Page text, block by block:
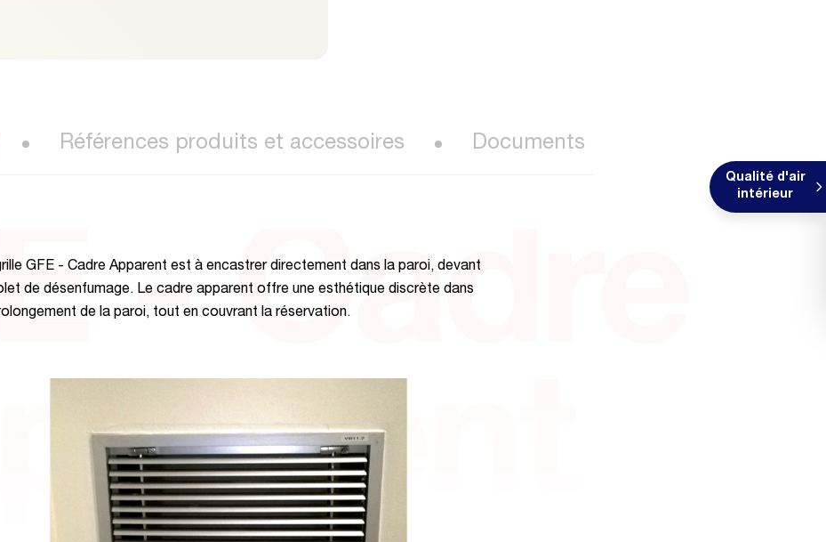
Qualité d'air
intérieur
Références produits et accessoires Documents
- Cadre
GFE - Cadre Apparent est à encastrer directement dans la paroi, devant
de désenfumage. Le cadre apparent offre une esthétique discrète dans
de la paroi, tout en couvrant la réservation.